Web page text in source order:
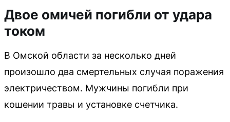
Двое омичей погибли от удара
током
В Омской области за несколько дней
произошло два смертельных случая поражения
электричеством. Мужчины погибли при
кошении травы и установке счетчика.